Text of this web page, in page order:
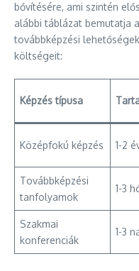
bővítésére, ami szintén
alábbi táblázat bemutatja
továbbképzési
költségeit:
Képzés típusa
Középfokú képzés 1-2
Továbbképzési
tanfolyamok
1-3
Szakmai
konferenciák
1-3